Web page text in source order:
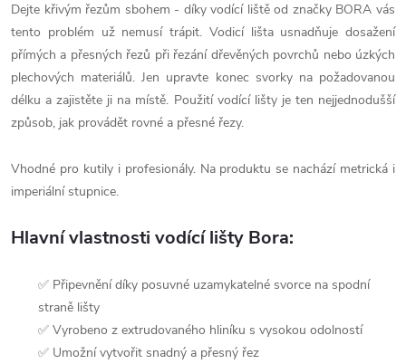
Dejte křivým řezům sbohem - díky vodící liště od značky BORA vás
tento problém už nemusí trápit. Vodicí lišta usnadňuje dosažení
přímých a přesných řezů při řezání dřevěných povrchů nebo úzkých
plechových materiálů. Jen upravte konec svorky na požadovanou
délku a zajistěte ji na místě. Použití vodící lišty je ten nejjednodušší
způsob, jak provádět rovné a přesné řezy.
Vhodné pro kutily i profesionály. Na produktu se nachází metrická i
imperiální stupnice.
Hlavní vlastnosti vodící lišty Bora:
✅ Připevnění díky posuvné uzamykatelné svorce na spodní
straně lišty
✅ Vyrobeno z extrudovaného hliníku s vysokou odolností
✅ Umožní vytvořit snadný a přesný řez